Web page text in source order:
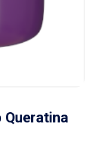
Queratina